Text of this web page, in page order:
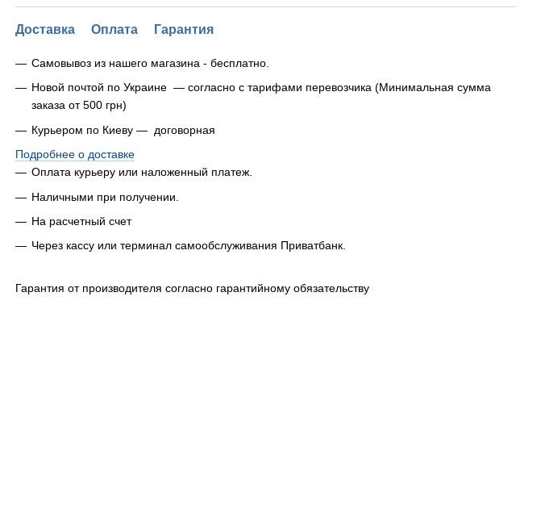
Доставка Оплата Гарантия
Самовывоз из нашего магазина - бесплатно.
Новой почтой по Украине — согласно с тарифами перевозчика (Минимальная сумма
заказа от 500 грн)
Курьером по Киеву — договорная
Подробнее о доставке
Оплата курьеру или наложенный платеж.
Наличными при получении.
На расчетный счет
Через кассу или терминал самообслуживания Приватбанк.
Гарантия от производителя согласно гарантийному обязательству